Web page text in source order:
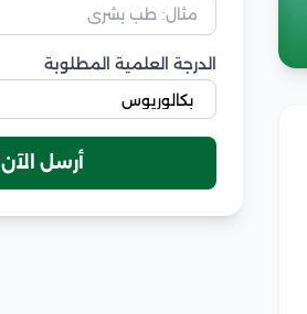
الدرجة العلمية المطلوبة
أرسل الآن